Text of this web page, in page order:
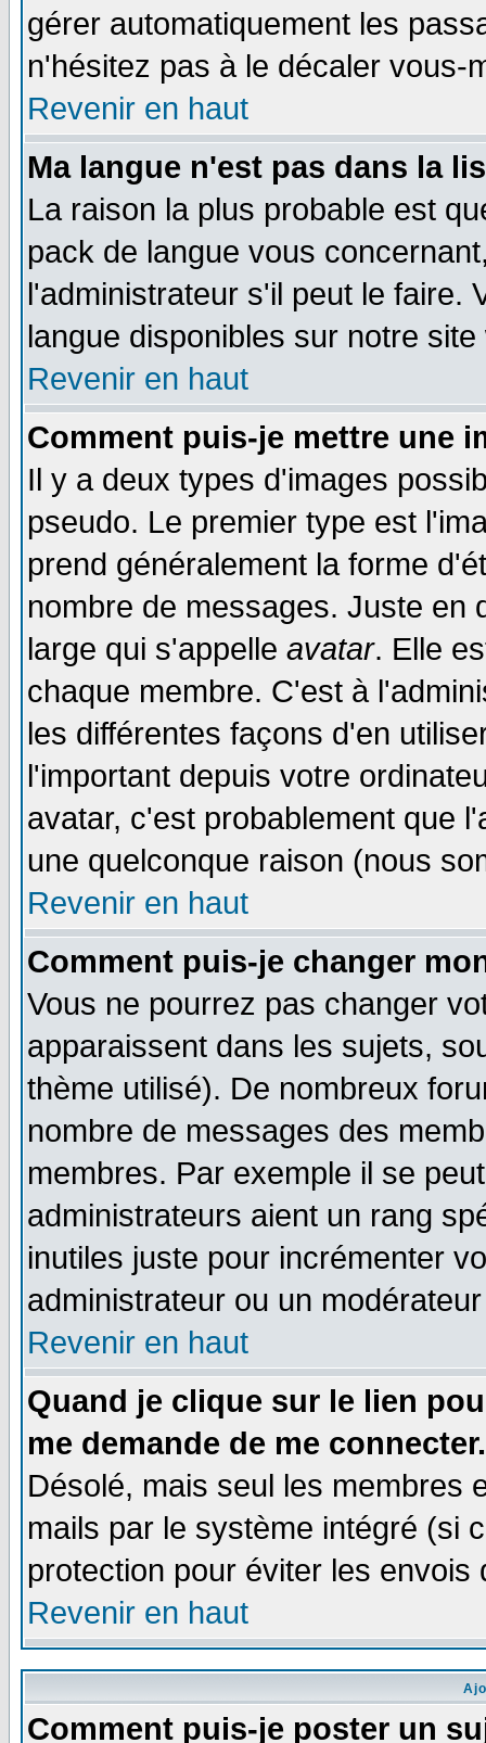
gérer automatiquement les
n'hésitez pas à le décaler vous-
Revenir en haut
Ma langue n'est pas dans la
La raison la plus probable est
pack de langue vous
l'administrateur s'il peut le faire.
langue disponibles sur notre site
Revenir en haut
Comment puis-je mettre une
Il y a deux types d'images
pseudo. Le premier type est
prend généralement la forme
nombre de messages. Juste en
large qui s'appelle avatar. Elle
chaque membre. C'est à
les différentes façons d'en
l'important depuis votre
avatar, c'est probablement que
une quelconque raison (nous
Revenir en haut
Comment puis-je changer
Vous ne pourrez pas changer
apparaissent dans les sujets,
thème utilisé). De nombreux
nombre de messages des
membres. Par exemple il se
administrateurs aient un rang
inutiles juste pour incrémenter
administrateur ou un
Revenir en haut
Quand je clique sur le lien
me demande de me connecter.
Désolé, mais seul les membres
mails par le système intégré (si
protection pour éviter les
Revenir en haut
Comment puis-je poster un